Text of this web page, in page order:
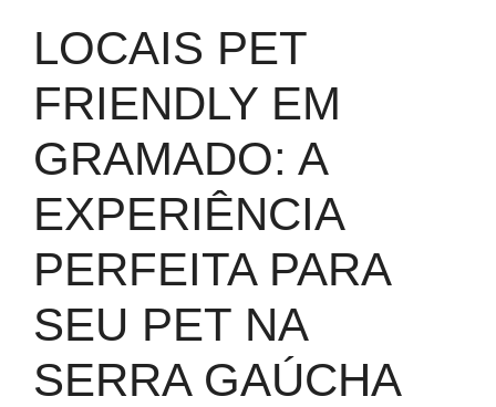
LOCAIS PET
FRIENDLY EM
GRAMADO: A
EXPERIÊNCIA
PERFEITA PARA
SEU PET NA
SERRA GAÚCHA